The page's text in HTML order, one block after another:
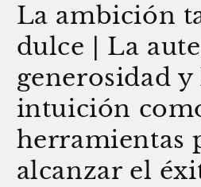
La ambición
dulce | La
generosidad y
intuición
herramientas
alcanzar el